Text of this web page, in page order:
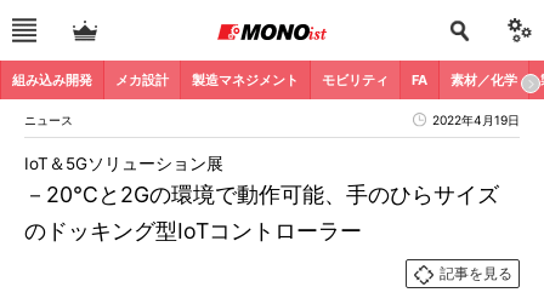
組み込み開発 メカ設計 製造マネジメント モビリティ FA 素材／化学
ニュース 2022年4月19日
－20℃と2Gの環境で動作可能、手のひらサイズ
のドッキング型IoTコントローラー
IoT＆5Gソリューション展
記事を見る